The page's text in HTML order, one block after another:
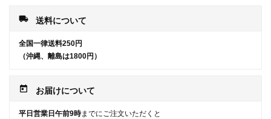
local_shipping 送料について
全国一律送料250円
（沖縄、離島は1800円）
today お届けについて
平日営業日午前9時までにご注文いただくと